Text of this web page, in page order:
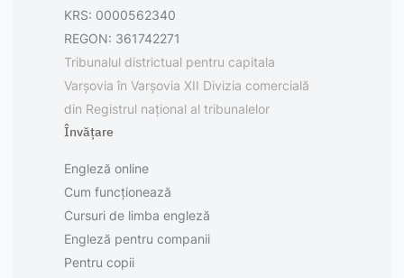
KRS: 0000562340
REGON: 361742271
Tribunalul districtual pentru capitala
Varșovia în Varșovia XII Divizia comercială
din Registrul național al tribunalelor
Învățare
Engleză online
Cum funcționează
Cursuri de limba engleză
Engleză pentru companii
Pentru copii